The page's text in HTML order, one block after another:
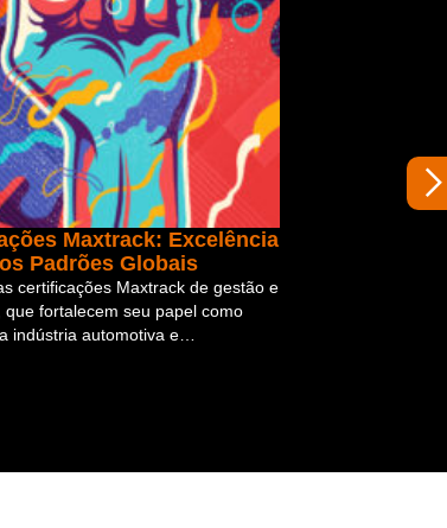
Maxtrack: Excelência
Padrões Globais
certificações Maxtrack de gestão e
que fortalecem seu papel como
indústria automotiva e…